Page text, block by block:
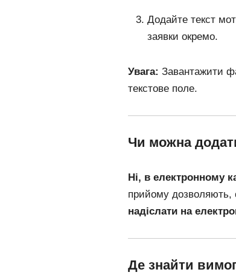
Додайте текст
заявки окремо.
Увага: Завантажити
текстове поле.
Чи можна
Ні, в електронному
прийому дозволяють,
надіслати на
Де знайти